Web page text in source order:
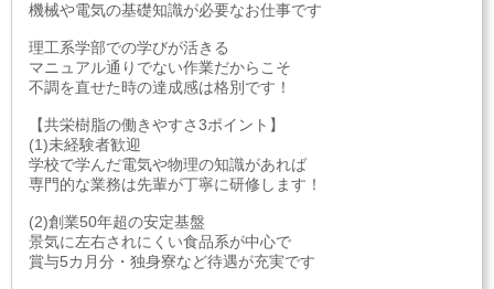
機械や電気の基礎知識が必要なお仕事です
理工系学部での学びが活きる
マニュアル通りでない作業だからこそ
不調を直せた時の達成感は格別です！
【共栄樹脂の働きやすさ3ポイント】
(1)未経験者歓迎
学校で学んだ電気や物理の知識があれば
専門的な業務は先輩が丁寧に研修します！
(2)創業50年超の安定基盤
景気に左右されにくい食品系が中心で
賞与5カ月分・独身寮など待遇が充実です